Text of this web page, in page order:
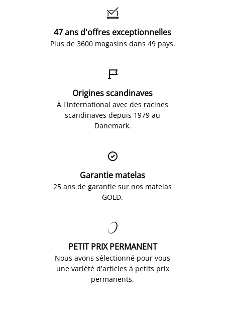

47 ans d'offres exceptionnelles
Plus de 3600 magasins dans 49 pays.

Origines scandinaves
À l'international avec des racines
scandinaves depuis 1979 au
Danemark.

Garantie matelas
25 ans de garantie sur nos matelas
GOLD.

PETIT PRIX PERMANENT
Nous avons sélectionné pour vous
une variété d'articles à petits prix
permanents.